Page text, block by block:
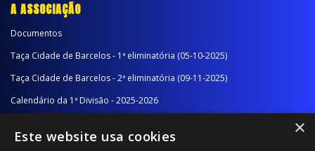
A ASSOCIAÇÃO
Documentos
Taça Cidade de Barcelos - 1ª eliminatória (05-10-2025)
Taça Cidade de Barcelos - 2ª eliminatória (09-11-2025)
Calendário da 1ª Divisão - 2025-2026
Calendário da 2ª Divisão - Série B - 2025-2026
×
Este website usa cookies